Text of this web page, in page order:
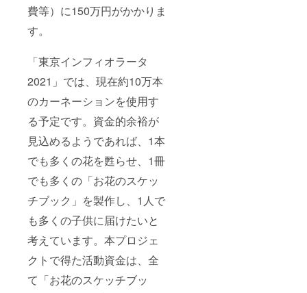
費等）に150万円がかかりま
す。
「東京インフィオラータ
2021」では、現在約10万本
のカーネーションを使用す
る予定です。資金的余裕が
見込めるようであれば、1本
でも多くの花を甦らせ、1冊
でも多くの「お花のスケッ
チブック」を製作し、1人で
も多くの子供に届けたいと
考えています。本プロジェ
クトで得た活動資金は、全
て「お花のスケッチブッ